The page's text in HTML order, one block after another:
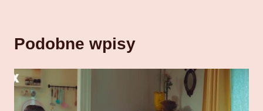
Podobne wpisy